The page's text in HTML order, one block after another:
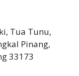
Tua Tunu,
Pinang,
33173